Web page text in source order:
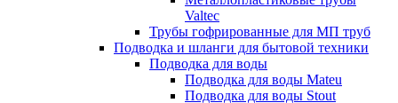
Valtec
Трубы гофрированные для МП труб
Подводка и шланги для бытовой техники
Подводка для воды
Подводка для воды Mateu
Подводка для воды Stout